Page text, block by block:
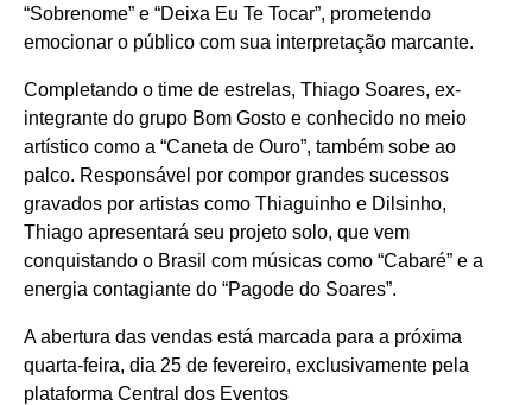
“Sobrenome” e “Deixa Eu Te Tocar”, prometendo
emocionar o público com sua interpretação marcante.
Completando o time de estrelas, Thiago Soares, ex-
integrante do grupo Bom Gosto e conhecido no meio
artístico como a “Caneta de Ouro”, também sobe ao
palco. Responsável por compor grandes sucessos
gravados por artistas como Thiaguinho e Dilsinho,
Thiago apresentará seu projeto solo, que vem
conquistando o Brasil com músicas como “Cabaré” e a
energia contagiante do “Pagode do Soares”.
A abertura das vendas está marcada para a próxima
quarta-feira, dia 25 de fevereiro, exclusivamente pela
plataforma Central dos Eventos